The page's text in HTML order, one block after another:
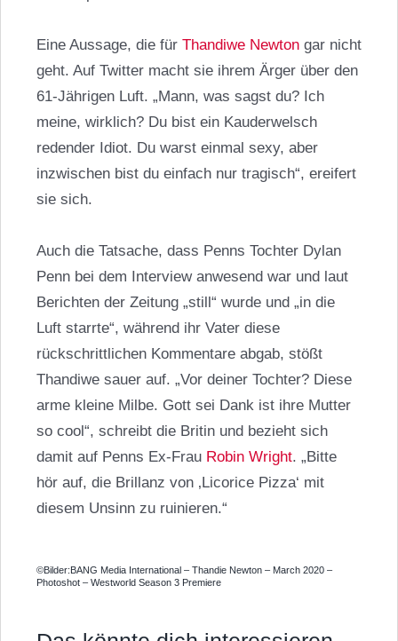
Eine Aussage, die für Thandiwe Newtongar nicht
geht. Auf Twitter macht sie ihrem Ärger über den
61-Jährigen Luft. „Mann, was sagst du? Ich
meine, wirklich? Du bist ein Kauderwelsch
redender Idiot. Du warst einmal sexy, aber
inzwischen bist du einfach nur tragisch“, ereifert
sie sich.
Auch die Tatsache, dass Penns Tochter Dylan
Penn bei dem Interview anwesend war und laut
Berichten der Zeitung „still“ wurde und „in die
Luft starrte“, während ihr Vater diese
rückschrittlichen Kommentare abgab, stößt
Thandiwe sauer auf. „Vor deiner Tochter? Diese
arme kleine Milbe. Gott sei Dank ist ihre Mutter
so cool“, schreibt die Britin und bezieht sich
damit auf Penns Ex-Frau Robin Wright. „Bitte
hör auf, die Brillanz von ‚Licorice Pizza‘ mit
diesem Unsinn zu ruinieren.“
©Bilder:BANG Media International – Thandie Newton – March 2020 –
Photoshot – Westworld Season 3 Premiere